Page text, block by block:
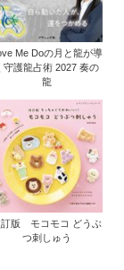
Me Doの月と龍が導
守護龍占術 2027 奏の
龍
訂版 モコモコ どうぶ
つ刺しゅう